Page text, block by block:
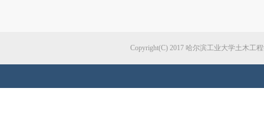
Copyright(C) 2017 哈尔滨工业大学土木